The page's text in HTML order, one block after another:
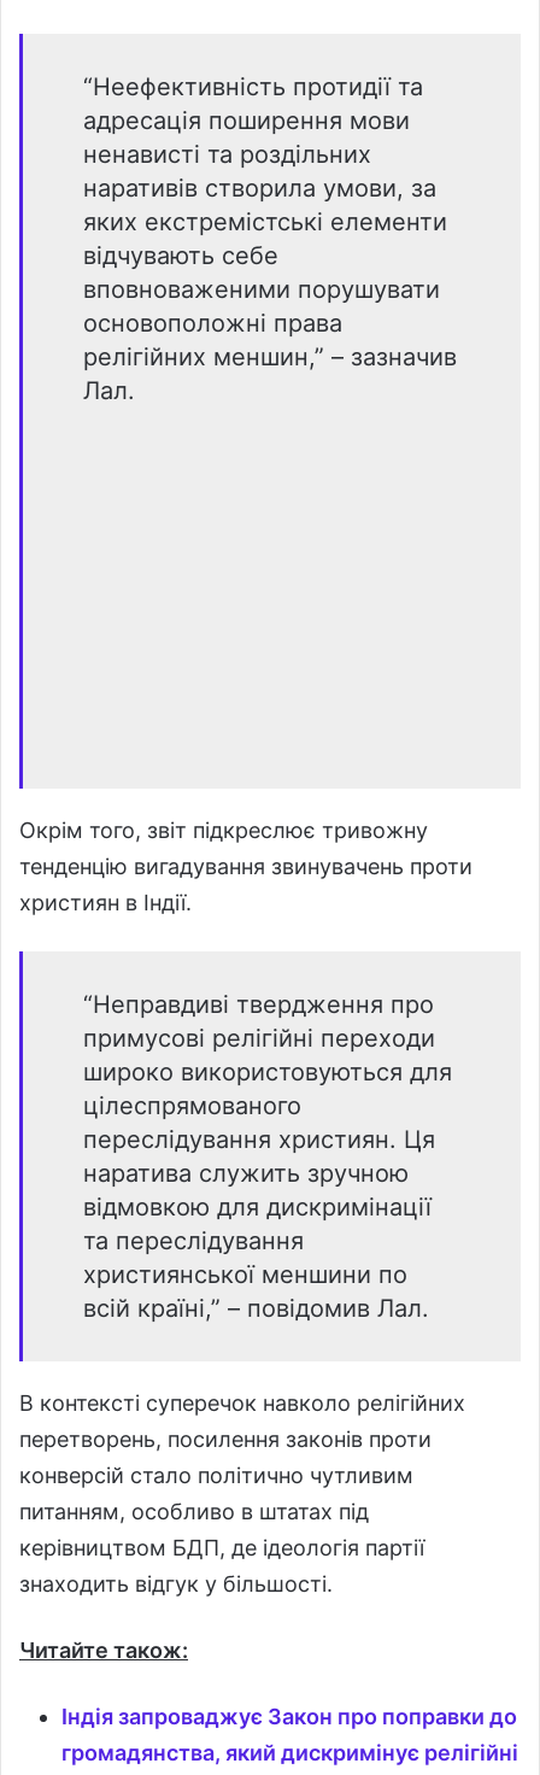
“Неефективність протидії та
адресація поширення мови
ненависті та роздільних
наративів створила умови, за
яких екстремістські елементи
відчувають себе
вповноваженими порушувати
основоположні права
релігійних меншин,” – зазначив
Лал.
Окрім того, звіт підкреслює тривожну
тенденцію вигадування звинувачень проти
християн в Індії.
“Неправдиві твердження про
примусові релігійні переходи
широко використовуються для
цілеспрямованого
переслідування християн. Ця
наратива служить зручною
відмовкою для дискримінації
та переслідування
християнської меншини по
всій країні,” – повідомив Лал.
В контексті суперечок навколо релігійних
перетворень, посилення законів проти
конверсій стало політично чутливим
питанням, особливо в штатах під
керівництвом БДП, де ідеологія партії
знаходить відгук у більшості.
Читайте також:
Індія запроваджує Закон про поправки до
громадянства, який дискримінує релігійні